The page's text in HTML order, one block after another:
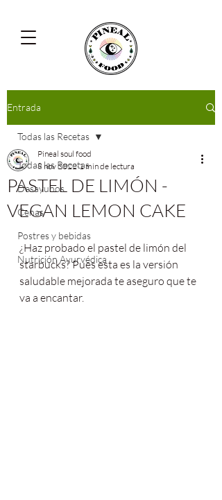
Entrada
Todas las Recetas
Desayunos
Cenas
Postres y bebidas
Nutrición Ayurvédica
Todas las Recetas
PASTEL DE LIMÓN -
VEGAN LEMON CAKE
Pineal soul food
8 nov 2022 1 min de lectura
¿Haz probado el pastel de limón del
starbucks? Pues esta es la versión
saludable mejorada te aseguro que te
va a encantar.